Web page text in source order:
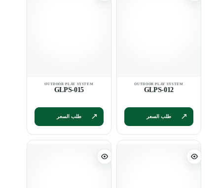
GLPS-012
طلب السعر
GLPS-015
طلب السعر